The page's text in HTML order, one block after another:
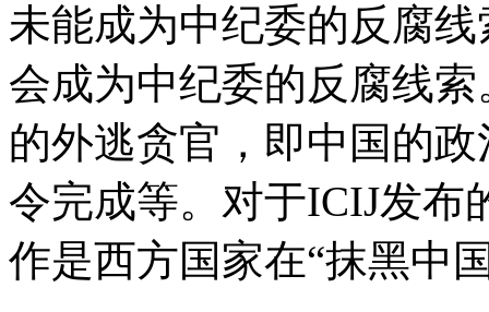
未能成为中纪委的反腐
会成为中纪委的反腐线
的外逃贪官，即中国的
令完成等。对于ICIJ发布
作是西方国家在“抹黑中